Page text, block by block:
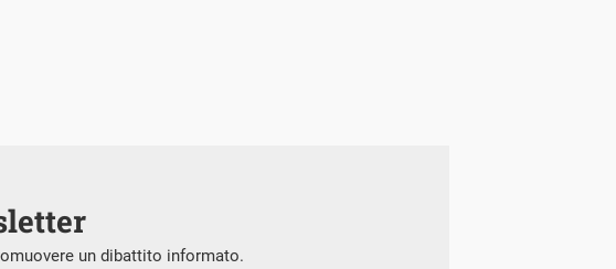
un dibattito informato.